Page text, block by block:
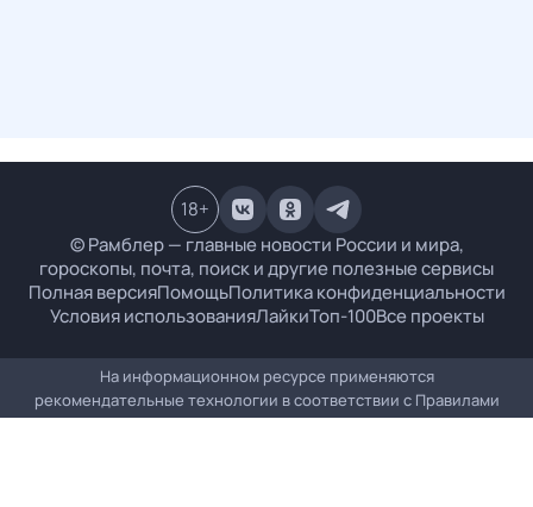
© Рамблер — главные новости России и мира,
гороскопы, почта, поиск и другие полезные сервисы
Полная версияПомощьПолитика конфиденциальности
Условия использованияЛайкиТоп-100Все проекты
18+
На информационном ресурсе применяются
рекомендательные технологии в соответствии с Правилами